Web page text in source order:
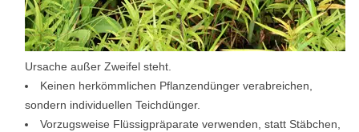
Ursache außer Zweifel steht.
Keinen herkömmlichen Pflanzendünger verabreichen,
sondern individuellen Teichdünger.
Vorzugsweise Flüssigpräparate verwenden, statt Stäbchen,